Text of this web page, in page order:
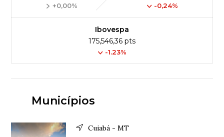
+0,00% -0,24%
Ibovespa
175,546,36 pts
-1.23%
Municípios
Cuiabá - MT